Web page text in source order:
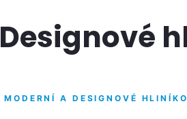
Designové
MODERNÍ A DESIGNOVÉ